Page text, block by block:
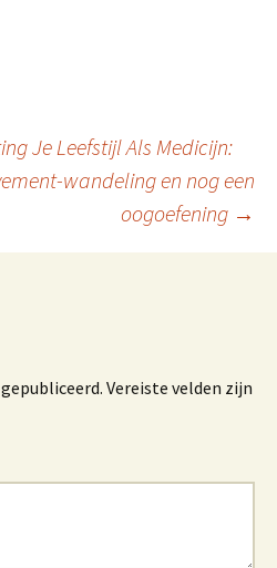
Je Leefstijl Als Medicijn:
wandeling en nog een
oogoefening →
Vereiste velden zijn